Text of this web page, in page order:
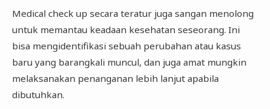
Medical check up secara teratur juga sangan menolong
untuk memantau keadaan kesehatan seseorang. Ini
bisa mengidentifikasi sebuah perubahan atau kasus
baru yang barangkali muncul, dan juga amat mungkin
melaksanakan penanganan lebih lanjut apabila
dibutuhkan.